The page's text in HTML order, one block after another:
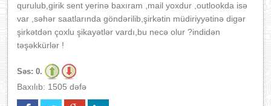
qurulub,girik sent yerinə baxıram ,mail yoxdur ,outlookda isə
var ,səhər saatlarında göndərilib,şirkətin müdiriyyətinə digər
şirkətdən çoxlu şikayətlər vardı,bu necə olur ?indidən
təşəkkürlər !
Səs: 0.
Baxılıb: 1505 dəfə